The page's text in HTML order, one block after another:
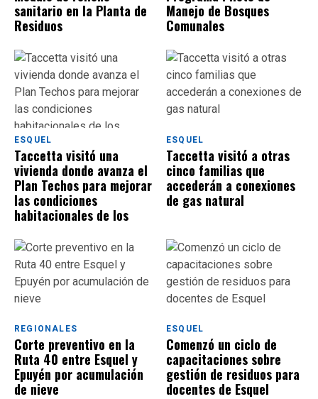
sanitario en la Planta de
Residuos
Manejo de Bosques
Comunales
ESQUEL
Taccetta visitó una
vivienda donde avanza el
Plan Techos para mejorar
las condiciones
habitacionales de los
ESQUEL
Taccetta visitó a otras
cinco familias que
accederán a conexiones
de gas natural
REGIONALES
Corte preventivo en la
Ruta 40 entre Esquel y
Epuyén por acumulación
de nieve
ESQUEL
Comenzó un ciclo de
capacitaciones sobre
gestión de residuos para
docentes de Esquel